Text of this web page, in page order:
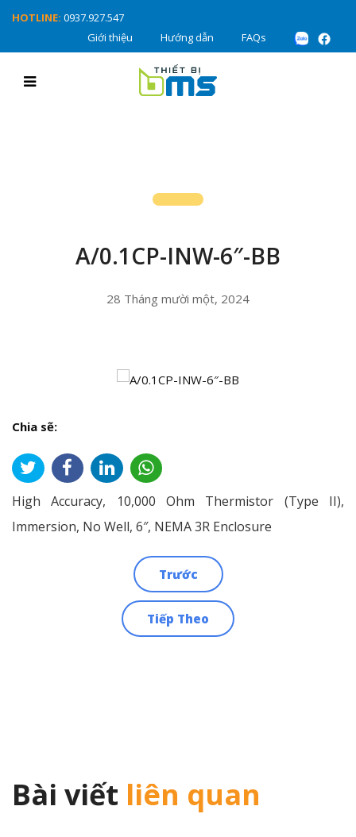
HOTLINE: 0937.927.547
Giới thiệu
Hướng dẫn FAQs
A/0.1CP-INW-6″-BB
28 Tháng mười một, 2024
Chia sẽ:
High Accuracy, 10,000 Ohm Thermistor (Type II),
Immersion, No Well, 6″, NEMA 3R Enclosure
Trước
Tiếp Theo
Bài viết liên quan